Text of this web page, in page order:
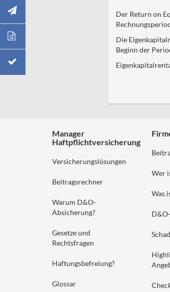
Der Return on
Die
Beginn der
Manager
Haftpflichtversicherung
Versicherungslösungen
Beitragsrechner
Warum D&O-
Absicherung?
Gesetze und
Rechtsfragen
Haftungsbefreiung?
Glossar
Wer
Was